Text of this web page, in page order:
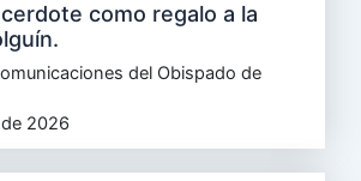
como regalo a la
del Obispado de
2026